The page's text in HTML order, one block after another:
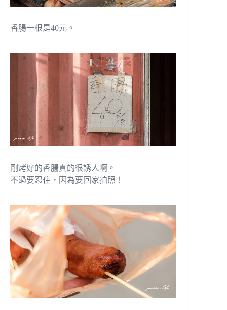
香腸一根是40元。
剛烤好的香腸真的很誘人啊。
不過要忍住，因為要回家拍照！